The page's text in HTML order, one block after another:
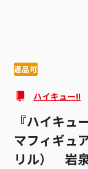
返品可
ハイキュー!!
『ハイキュ
マフィギ
リル） 岩